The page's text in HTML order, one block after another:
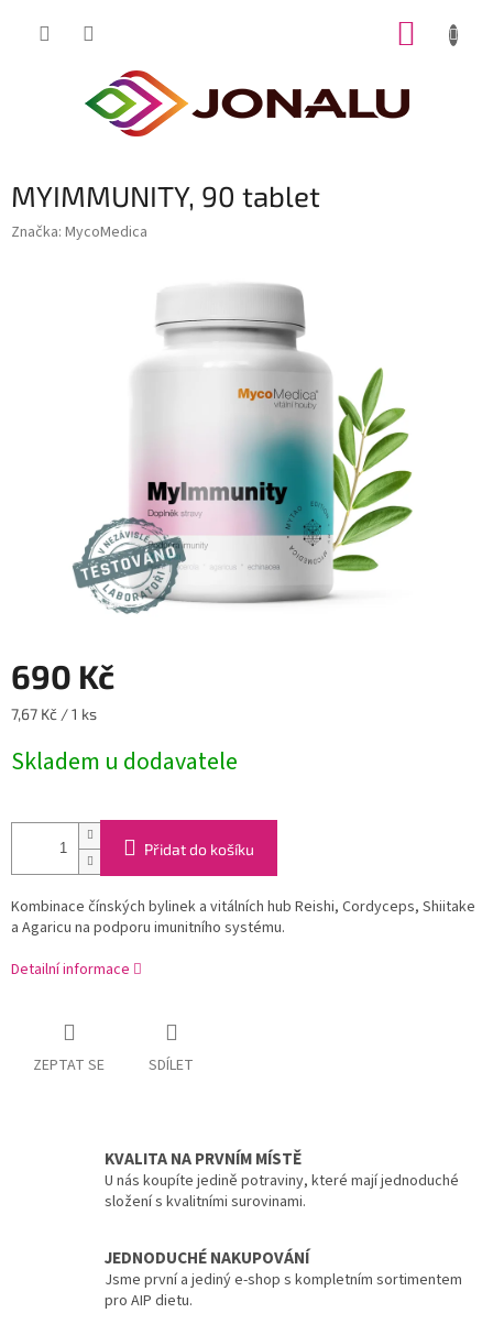
MYIMMUNITY, 90 tablet
Značka: MycoMedica
690 Kč
Měrná
7,67 Kč / 1 ks
Skladem u dodavatele
Přidat do košíku
Kombinace čínských bylinek a vitálních hub Reishi, Cordyceps, Shiitake
a Agaricu na podporu imunitního systému.
Detailní informace
ZEPTAT SE SDÍLET
KVALITA NA PRVNÍM MÍSTĚ
U nás koupíte jedině potraviny, které mají jednoduché
složení s kvalitními surovinami.
JEDNODUCHÉ NAKUPOVÁNÍ
Jsme první a jediný e-shop s kompletním sortimentem
pro AIP dietu.